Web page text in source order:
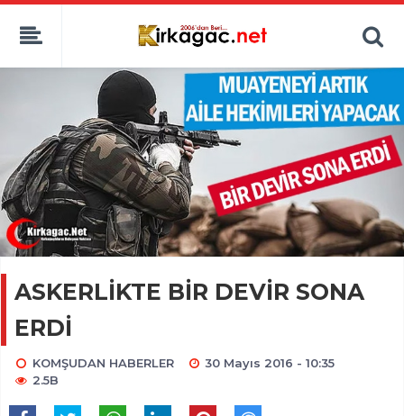
ASKERLİKTE BİR DEVİR SONA
ERDİ
KOMŞUDAN HABERLER
30 Mayıs 2016 - 10:35
2.5B